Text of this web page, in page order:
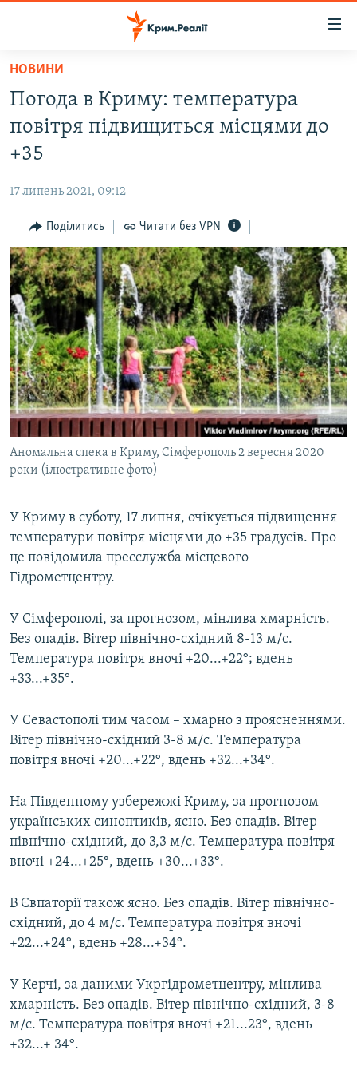
Перейти
основного
матеріалу
Перейти
основної
Перейти
до
пошуку
ВОДА.КРИМ
ВІДЕО ТА ФОТО
БЛОГИ
ПОГЛЯД
ІНТЕРВ'Ю
ВСЕ ЗА ДЕНЬ
СПЕЦПРОЕКТИ
ДЕПОРТАЦІЯ
ВІДЕОУРОКИ «ELIFBE»
СВІДЧЕННЯ ОКУПАЦІЇ
УКРАЇНСЬКА ПРОБЛЕМА КРИМУ
ІНФОГРАФІКА
ЯК ОБІЙТИ БЛОКУВАННЯ
Русский
Qırımtatar
ДОЛУЧАЙСЯ!
Усі сайти RFE/RL
НОВИНИ
Погода в Криму: температура
повітря підвищиться місцями до
+35
17 липень 2021, 09:12
Поділитись Читати без VPN
Аномальна спека в Криму, Сімферополь 2 вересня 2020
роки (ілюстративне фото)
У Криму в суботу, 17 липня, очікується підвищення
температури повітря місцями до +35 градусів. Про
це повідомила пресслужба місцевого
Гідрометцентру.
У Сімферополі, за прогнозом, мінлива хмарність.
Без опадів. Вітер північно-східний 8-13 м/с.
Температура повітря вночі +20...+22°; вдень
+33...+35°.
У Севастополі тим часом – хмарно з проясненнями.
Вітер північно-східний 3-8 м/с. Температура
повітря вночі +20...+22°, вдень +32...+34°.
На Південному узбережжі Криму, за прогнозом
українських синоптиків, ясно. Без опадів. Вітер
північно-східний, до 3,3 м/с. Температура повітря
вночі +24...+25°, вдень +30...+33°.
В Євпаторії також ясно. Без опадів. Вітер північно-
східний, до 4 м/с. Температура повітря вночі
+22...+24°, вдень +28...+34°.
У Керчі, за даними Укргідрометцентру, мінлива
хмарність. Без опадів. Вітер північно-східний, 3-8
м/с. Температура повітря вночі +21...23°, вдень
+32...+ 34°.